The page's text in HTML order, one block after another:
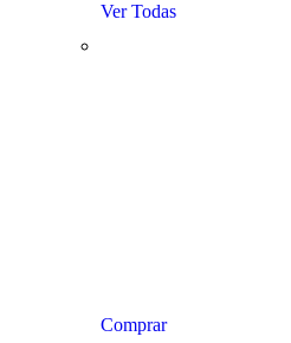
Ver Todas
Comprar